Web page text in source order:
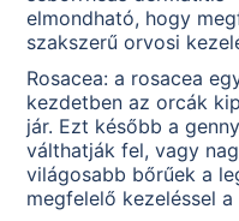
elmondható, hogy
szakszerű orvosi
Rosacea: a rosacea
kezdetben az orcák
jár. Ezt később a
válthatják fel, vagy
világosabb bőrűek a
megfelelő kezeléssel